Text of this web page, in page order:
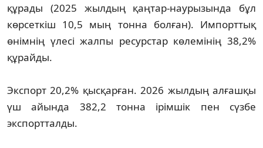
құрады (2025 жылдың қаңтар-наурызында бұл
көрсеткіш 10,5 мың тонна болған). Импорттық
өнімнің үлесі жалпы ресурстар көлемінің 38,2%
құрайды.
Экспорт 20,2% қысқарған. 2026 жылдың алғашқы
үш айында 382,2 тонна ірімшік пен сүзбе
экспортталды.